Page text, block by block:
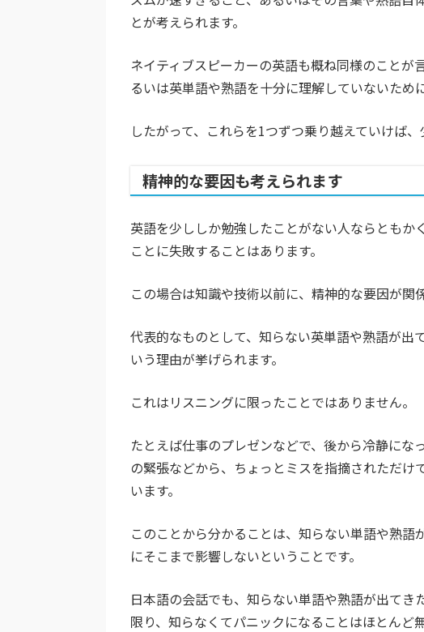
とが考えられます。
ネイティブスピーカーの英語も概ね同様のこと
るいは英単語や熟語を十分に理解していないため
したがって、これらを1つずつ乗り越えていけば
精神的な要因も考えられます
英語を少ししか勉強したことがない人ならとも
ことに失敗することはあります。
この場合は知識や技術以前に、精神的な要因が関
代表的なものとして、知らない英単語や熟語が出
いう理由が挙げられます。
これはリスニングに限ったことではありません。
たとえば仕事のプレゼンなどで、後から冷静に
の緊張などから、ちょっとミスを指摘されただ
います。
このことから分かることは、知らない単語や熟
にそこまで影響しないということです。
日本語の会話でも、知らない単語や熟語が出て
限り、知らなくてパニックになることはほとんど